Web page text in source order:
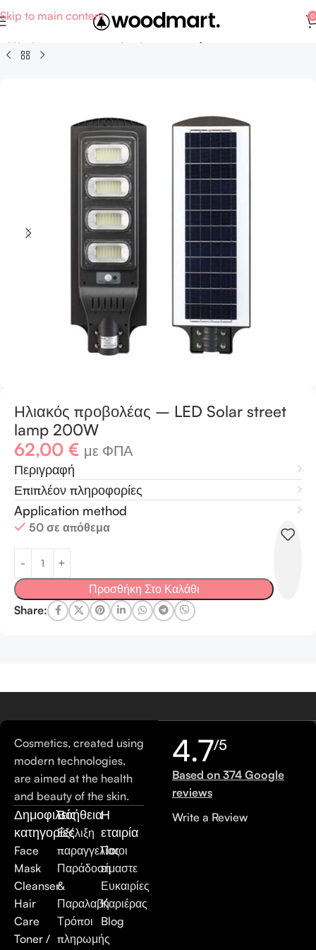
Skip to main content 0
Ηλιακός προβολέας – LED Solar street
lamp 200W
62,00 € με ΦΠΑ
Περιγραφή
Επιπλέον πληροφορίες
Application method
50 σε απόθεμα
Προσθήκη Στο Καλάθι
Share:
Cosmetics, created using
modern technologies,
are aimed at the health
and beauty of the skin.
Δημοφιλείς
κατηγορίες
Face
Mask
Cleanser
Hair
Care
Toner /
Βοήθεια
Εξέλιξη
παραγγελίας
Παράδοση
&
Παραλαβή
Τρόποι
πληρωμής
Η
εταιρία
Ποιοι
είμαστε
Ευκαιρίες
Καριέρας
Blog
4.7/5
Based on 374 Google
reviews
Write a Review